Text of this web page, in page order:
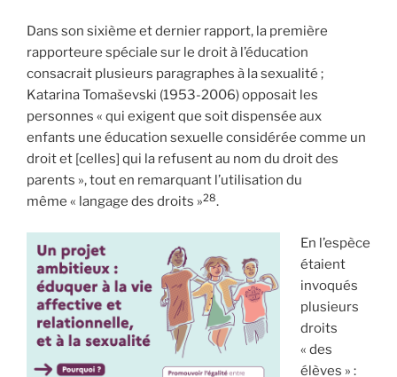
Dans son sixième et dernier rapport, la première
rapporteure spéciale sur le droit à l’éducation
consacrait plusieurs paragraphes à la sexualité ;
Katarina Tomaševski (1953-2006) opposait les
personnes « qui exigent que soit dispensée aux
enfants une éducation sexuelle considérée comme un
droit et [celles] qui la refusent au nom du droit des
parents », tout en remarquant l’utilisation du
même « langage des droits »28.
En l’espèce
étaient
invoqués
plusieurs
droits
« des
élèves » :